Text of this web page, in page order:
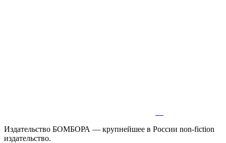
Издательство БОМБОРА — крупнейшее в России non-fiction
издательство.